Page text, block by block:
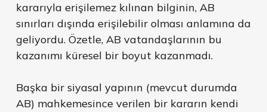
kararıyla erişilemez kılınan bilginin, AB
sınırları dışında erişilebilir olması anlamına da
geliyordu. Özetle, AB vatandaşlarının bu
kazanımı küresel bir boyut kazanmadı.
Başka bir siyasal yapının (mevcut durumda
AB) mahkemesince verilen bir kararın kendi